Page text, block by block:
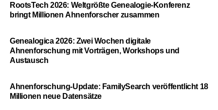
RootsTech 2026: Weltgrößte Genealogie-Konferenz
bringt Millionen Ahnenforscher zusammen
Genealogica 2026: Zwei Wochen digitale
Ahnenforschung mit Vorträgen, Workshops und
Austausch
Ahnenforschung-Update: FamilySearch veröffentlicht 18
Millionen neue Datensätze